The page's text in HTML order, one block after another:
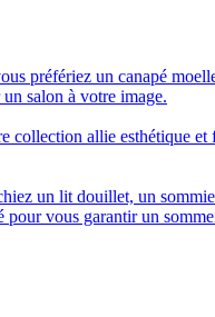
préfériez un canapé
salon à votre image.
collection allie esthétique
un lit douillet, un
vous garantir un